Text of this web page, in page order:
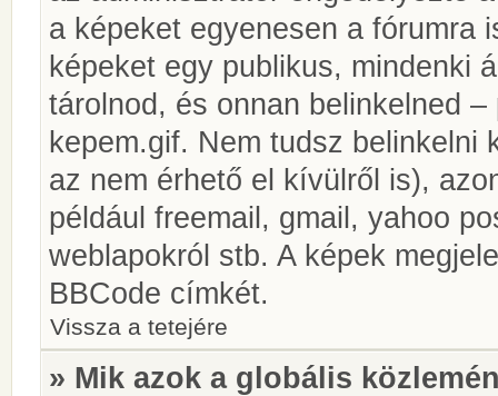
a képeket egyenesen a fórumra
képeket egy publikus, mindenki
tárolnod, és onnan belinkelned
kepem.gif. Nem tudsz belinkelni
az nem érhető el kívülről is),
például freemail, gmail, yahoo
weblapokról stb. A képek
BBCode címkét.
Vissza a tetejére
» Mik azok a globális